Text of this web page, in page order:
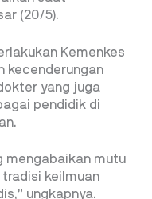
(20/5).
Kemenkes
kecenderungan
yang juga
pendidik di
mengabaikan mutu
tradisi keilmuan
ungkapnya.